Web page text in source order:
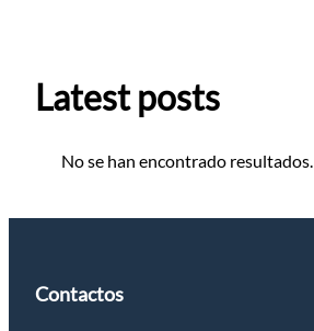
Latest posts
No se han encontrado resultados.
Contactos